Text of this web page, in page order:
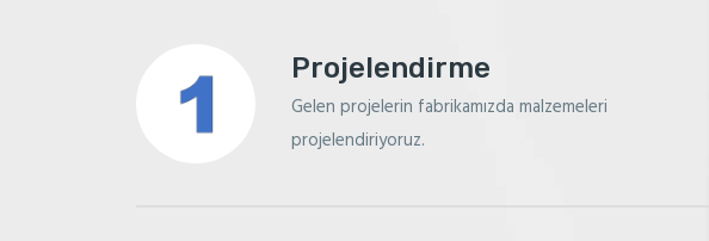
Projelendirme
Gelen projelerin fabrikamızda malzemeleri
projelendiriyoruz.